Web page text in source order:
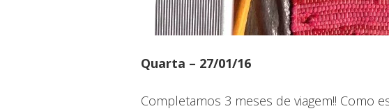
Quarta – 27/01/16
Completamos 3 meses de viagem!! Como